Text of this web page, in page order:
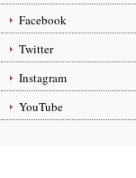
Facebook
Twitter
Instagram
YouTube